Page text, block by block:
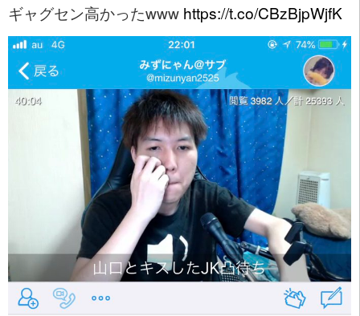
ギャグセン高かったwww https://t.co/CBzBjpWjfK